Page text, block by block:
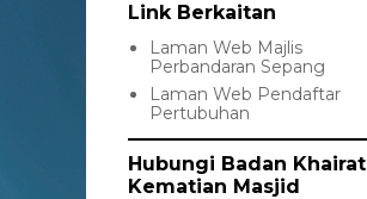
Link Berkaitan
Laman Web Majlis
Perbandaran Sepang
Laman Web Pendaftar
Pertubuhan
Hubungi Badan Khairat
Kematian Masjid